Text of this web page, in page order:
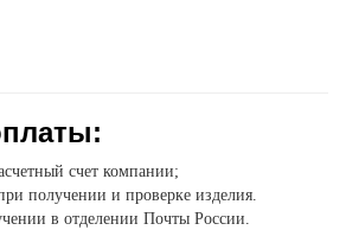
счет компании;
получении и проверке изделия.
в отделении Почты России.